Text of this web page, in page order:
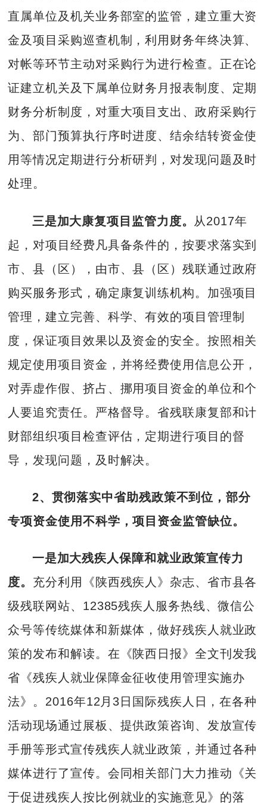
直属单位及机关业务部室的监管，建立重大资
金及项目采购巡查机制，利用财务年终决算、
对帐等环节主动对采购行为进行检查。正在论
证建立机关及下属单位财务月报表制度、定期
财务分析制度，对重大项目支出、政府采购行
为、部门预算执行序时进度、结余结转资金使
用等情况定期进行分析研判，对发现问题及时
处理。
三是加大康复项目监管力度。 从2017年
起，对项目经费凡具备条件的，按要求落实到
市、县（区），由市、县（区）残联通过政府
购买服务形式，确定康复训练机构。加强项目
管理，建立完善、科学、有效的项目管理制
度，保证项目效果以及资金的安全。按照相关
规定使用项目资金，并将经费使用信息公开，
对弄虚作假、挤占、挪用项目资金的单位和个
人要追究责任。严格督导。省残联康复部和计
财部组织项目检查评估，定期进行项目的督
导，发现问题，及时解决。
2、贯彻落实中省助残政策不到位，部分
专项资金使用不科学，项目资金监管缺位。
一是加大残疾人保障和就业政策宣传力
度。 充分利用《陕西残疾人》杂志、省市县各
级残联网站、12385残疾人服务热线、微信公
众号等传统媒体和新媒体，做好残疾人就业政
策的发布和解读。在《陕西日报》全文刊发我
省《残疾人就业保障金征收使用管理实施办
法》。2016年12月3日国际残疾人日，在各种
活动现场通过展板、提供政策咨询、发放宣传
手册等形式宣传残疾人就业政策，并通过各种
媒体进行了宣传。会同相关部门大力推动《关
于促进残疾人按比例就业的实施意见》的落